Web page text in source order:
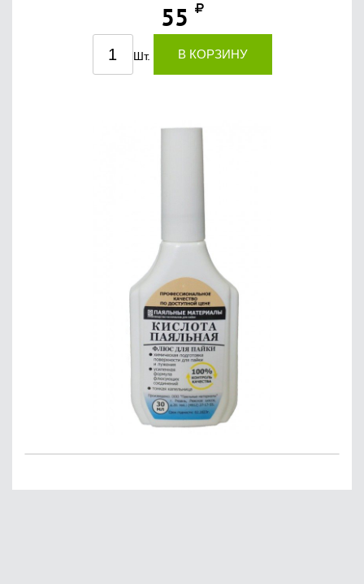
55
Шт. В КОРЗИНУ